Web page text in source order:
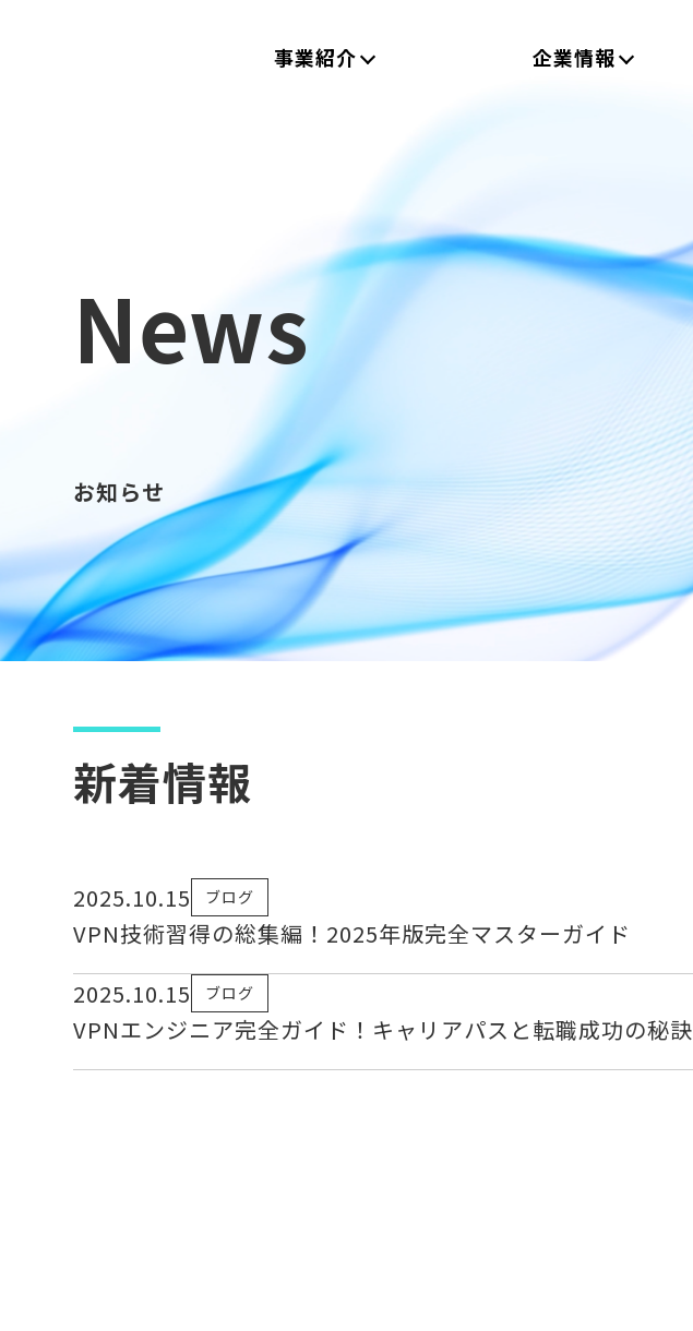
事業紹介 企業情報
News
お知らせ
新着情報
2025.10.15 ブログ
VPN技術習得の総集編！2025年版完全マスターガイド
2025.10.15
ブログ
VPNエンジニア完全ガイド！キャリアパスと転職成功の秘訣